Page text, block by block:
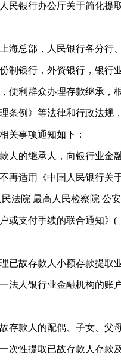
民银行办公厅关于简化提
总部，人民银行各分行
制银行，外资银行，银行
利群众办理存款继承，
条例》等法律和行政法规
关事项通知如下：
的继承人，向银行业金
再适用《中国人民银行关
法院 最高人民检察院 公
或支付手续的联合通知》
故存款人小额存款提取
人银行业金融机构的账
款人的配偶、子女、父
性提取已故存款人存款